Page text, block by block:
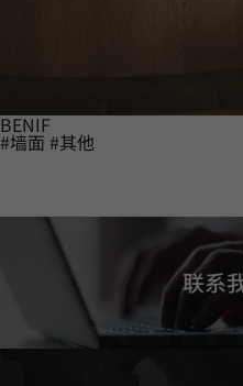
BENIF
#墙面 #其他
联系